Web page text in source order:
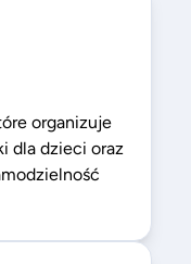
organizuje
dla dzieci oraz